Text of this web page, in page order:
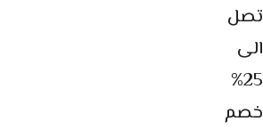
تصل
الى
25%
خصم